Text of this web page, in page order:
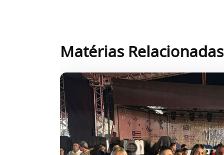
Matérias Relacionadas